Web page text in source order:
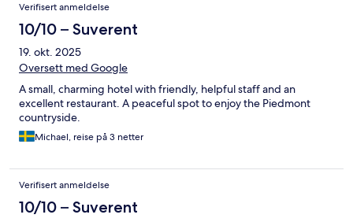
Verifisert anmeldelse
10/10 – Suverent
19. okt. 2025
Oversett med Google
A small, charming hotel with friendly, helpful staff and an
excellent restaurant. A peaceful spot to enjoy the Piedmont
countryside.
Michael, reise på 3 netter
Verifisert anmeldelse
10/10 – Suverent